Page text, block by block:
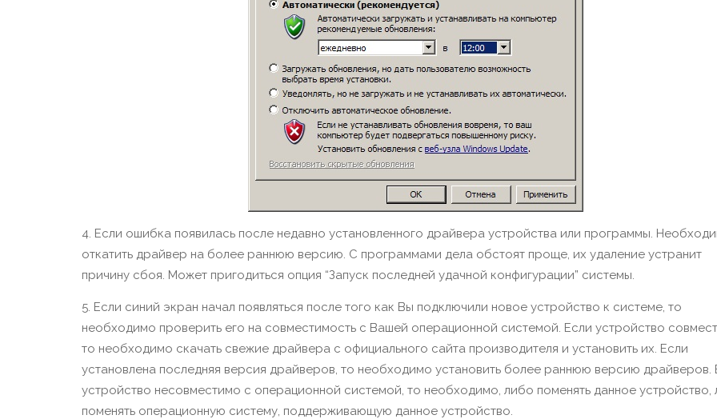
4. Если ошибка появилась после недавно установленного драйвера устройства или программы.
откатить драйвер на более раннюю версию. С программами дела обстоят проще, их удаление устранит
причину сбоя. Может пригодиться опция “Запуск последней удачной конфигурации” системы.
5. Если синий экран начал появляться после того как Вы подключили новое устройство к системе, то
необходимо проверить его на совместимость с Вашей операционной системой. Если устройство
то необходимо скачать свежие драйвера с официального сайта производителя и установить их. Если
установлена последняя версия драйверов, то необходимо установить более раннюю версию драйверов.
устройство несовместимо с операционной системой, то необходимо, либо поменять данное устройство,
поменять операционную систему, поддерживающую данное устройство.